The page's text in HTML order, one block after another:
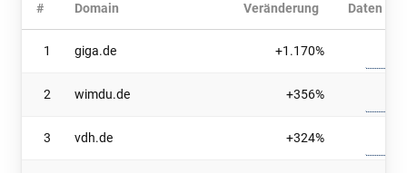
# Domain Veränderung Daten
1 giga.de +1.170%
2 wimdu.de +356%
3 vdh.de +324%